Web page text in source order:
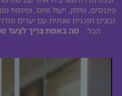
פיננסים, שיווק, ייעול וגיוס,
ובונים תוכנית שנתית עם יעדים
הכל:מה באמת צריך לצעד